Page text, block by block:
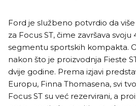
Ford je službeno potvrdio da
za Focus ST, čime završava
segmentu sportskih kompakta.
nakon što je proizvodnja Fieste
dvije godine. Prema izjavi
Europu, Finna Thomasena, svi
Focus ST su već rezervirani, a